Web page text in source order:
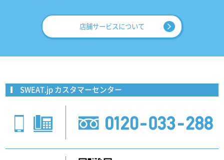
店舗サービスについて
SWEAT.jp カスタマーセンター